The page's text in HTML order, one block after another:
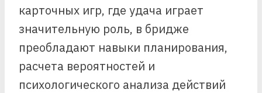
карточных игр, где удача играет
значительную роль, в бридже
преобладают навыки планирования,
расчета вероятностей и
психологического анализа действий